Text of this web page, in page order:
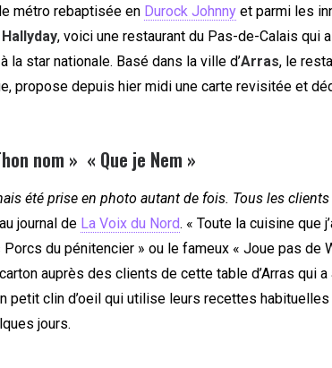
métro rebaptisée en Durock Johnny et parmi les
, voici une restaurant du Pas-de-Calais qui
la star nationale. Basé dans la ville d’Arras, le
propose depuis hier midi une carte revisitée et
nom » « Que je Nem »
été prise en photo autant de fois. Tous les clients
journal de La Voix du Nord. « Toute la cuisine que
Porcs du pénitencier » ou le fameux « Joue pas de
auprès des clients de cette table d’Arras qui
petit clin d’oeil qui utilise leurs recettes
jours.